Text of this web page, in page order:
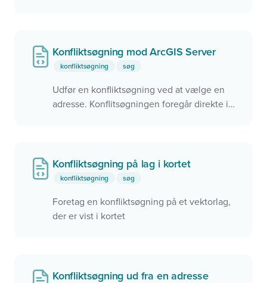
min skole.
Konfliktsøgning mod ArcGIS Server
konfliktsøgning søg
Udfør en konfliktsøgning ved at vælge en
adresse. Konflitsøgningen foregår direkte i
Konfliktsøgning på lag i kortet
konfliktsøgning søg
Foretag en konfliktsøgning på et vektorlag,
der er vist i kortet
Konfliktsøgning ud fra en adresse